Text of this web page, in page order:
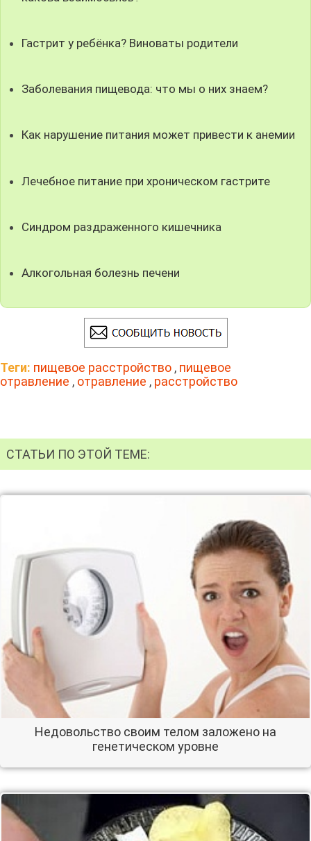
Гастрит у ребёнка? Виноваты родители
Заболевания пищевода: что мы о них знаем?
Как нарушение питания может привести к анемии
Лечебное питание при хроническом гастрите
Синдром раздраженного кишечника
Алкогольная болезнь печени
Теги: пищевое расстройство , пищевое
отравление , отравление , расстройство
СТАТЬИ ПО ЭТОЙ ТЕМЕ:
Недовольство своим телом заложено на
генетическом уровне